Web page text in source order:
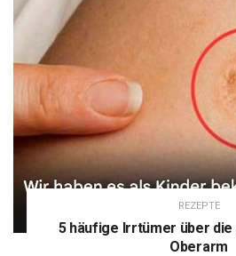
REZEPTE
5 häufige Irrtümer über die
Oberarm